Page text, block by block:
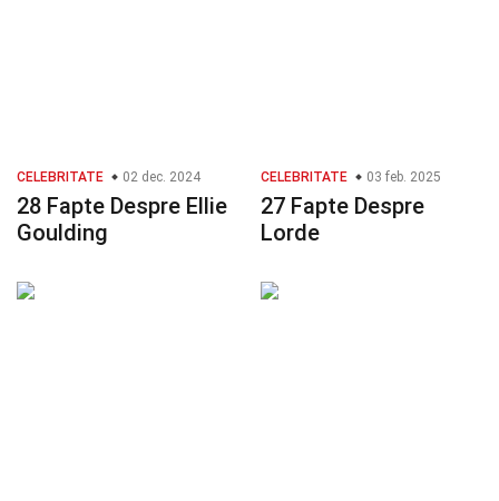
CELEBRITATE 02 dec. 2024
28 Fapte Despre Ellie
Goulding
CELEBRITATE 03 feb. 2025
27 Fapte Despre
Lorde